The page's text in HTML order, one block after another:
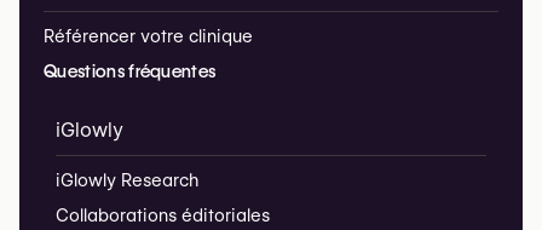
Référencer votre clinique
Questions fréquentes
iGlowly
iGlowly Research
Collaborations éditoriales